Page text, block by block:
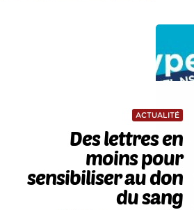
ACTUALITÉ
Des lettres en
moins pour
sensibiliser au don
du sang